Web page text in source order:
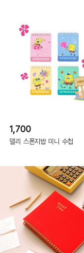
1,700
델리 스폰지밥 미니 수첩